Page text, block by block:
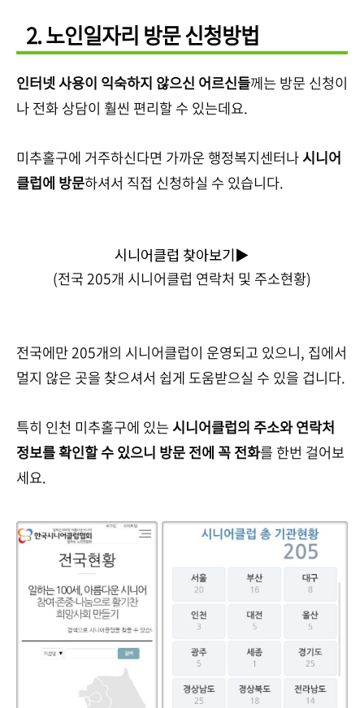
2. 노인일자리 방문 신청방법
인터넷 사용이 익숙하지 않으신 어르신들께는 방문 신청이
나 전화 상담이 훨씬 편리할 수 있는데요.
미추홀구에 거주하신다면 가까운 행정복지센터나시니어
클럽에 방문하셔서 직접 신청하실 수 있습니다.
시니어클럽 찾아보기▶
(전국 205개 시니어클럽 연락처 및 주소현황)
전국에만 205개의 시니어클럽이 운영되고 있으니, 집에서
멀지 않은 곳을 찾으셔서 쉽게 도움받으실 수 있을 겁니다.
특히 인천 미추홀구에 있는시니어클럽의 주소와 연락처
정보를 확인할 수 있으니 방문 전에 꼭 전화를 한번 걸어보
세요.